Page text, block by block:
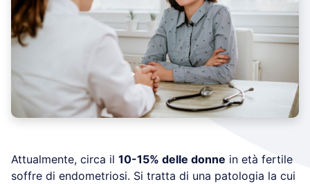
Attualmente, circa il 10-15% delle donne in età fertile
soffre di endometriosi. Si tratta di una patologia la cui